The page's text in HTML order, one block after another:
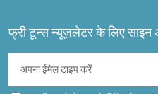
फ्री टून्स न्यूज़लेटर के लिए